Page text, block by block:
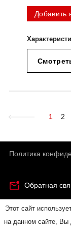
Добавить
1 2
Этот сайт
на данном сайте, Вы
Политика
Обратная